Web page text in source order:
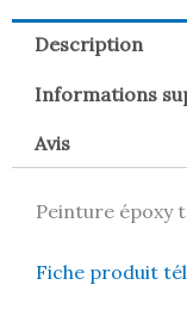
Description
Informations
Avis
Peinture époxy
Fiche produit